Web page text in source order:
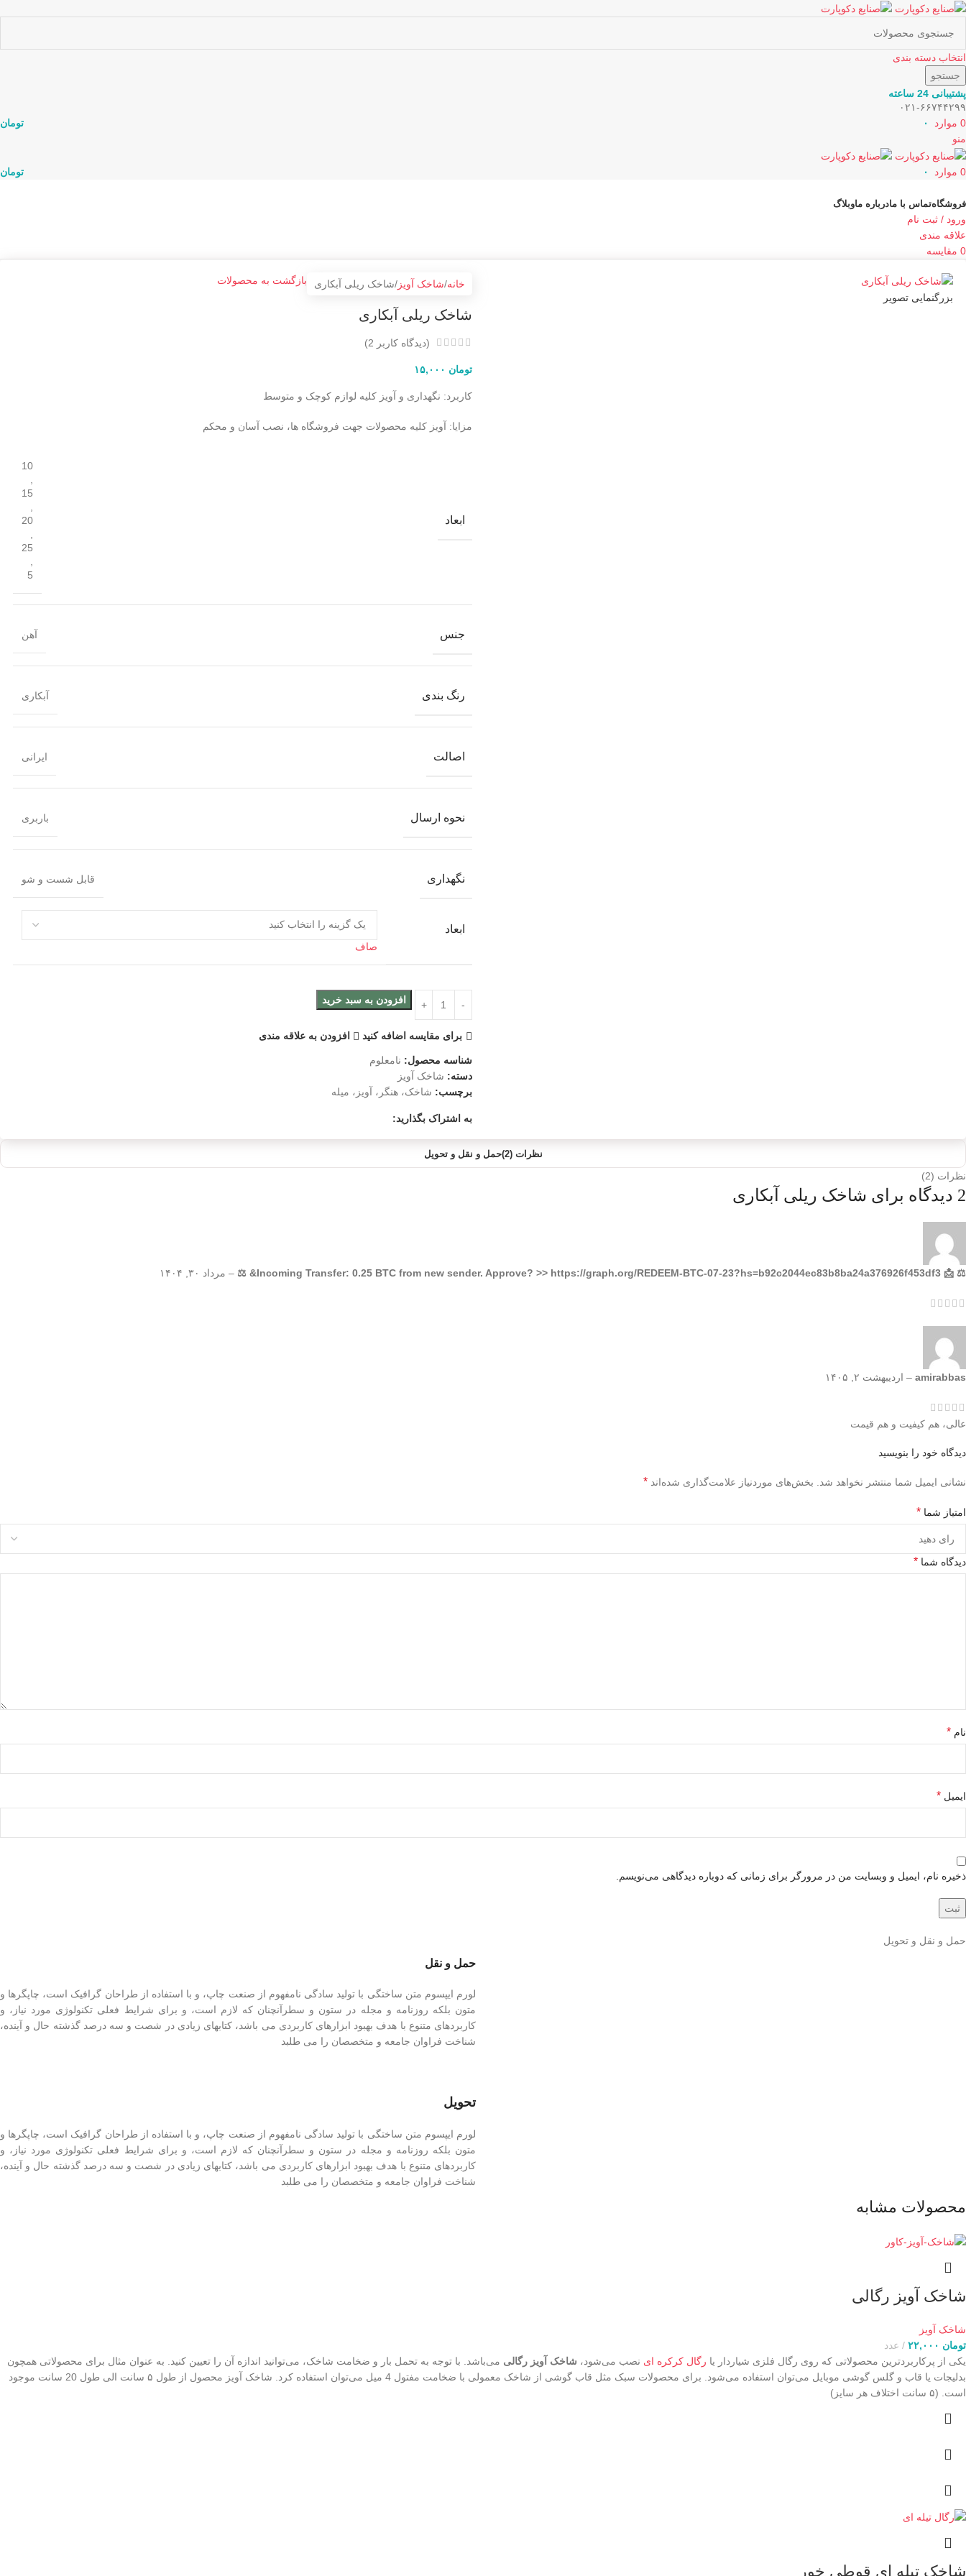
انتخاب دسته بندی
جستجو
پشتیبانی 24 ساعته
۰۲۱-۶۶۷۴۴۲۹۹
0 موارد تومان
منو
0 موارد تومان
فروشگاهتماس با مادرباره ماوبلاگ
ورود / ثبت نام
علاقه مندی
0 مقایسه
بزرگنمایی تصویر
خانه شاخک آویز شاخک ریلی آبکاری بازگشت به محصولات
شاخک ریلی آبکاری
(دیدگاه کاربر 2
)
تومان
کاربرد: نگهداری و آویز کلیه لوازم کوچک و متوسط
مزایا: آویز کلیه محصولات جهت فروشگاه ها، نصب آسان و محکم
ابعاد
10
15
20
25
5
جنس آهن
رنگ بندی آبکاری
اصالت ایرانی
نحوه ارسال باربری
نگهداری قابل شست و شو
ابعاد
صاف
افزودن به سبد خرید
برای مقایسه اضافه کنید افزودن به علاقه مندی
شناسه محصول: نامعلوم
دسته: شاخک آویز
برچسب: شاخک، هنگر، آویز، میله
به اشتراک بگذارید:
نظرات (2) حمل و نقل و تحویل
نظرات (2)
2 دیدگاه برای شاخک ریلی آبکاری
⚖ 📩 Incoming Transfer: 0.25 BTC from new sender. Approve? >> https://graph.org/REDEEM-BTC-07-23?hs=b92c2044ec83b8ba24a376926f453df3& ⚖
– مرداد ۳۰, ۱۴۰۴
amirabbas
– اردیبهشت ۲, ۱۴۰۵
عالی، هم کیفیت و هم قیمت
دیدگاه خود را بنویسید
نشانی ایمیل شما منتشر نخواهد شد. بخش‌های موردنیاز علامت‌گذاری شده‌اند *
امتیاز شما *
دیدگاه شما *
نام *
ایمیل *
ذخیره نام، ایمیل و وبسایت من در مرورگر برای زمانی که دوباره دیدگاهی می‌نویسم.
حمل و نقل و تحویل
حمل و نقل
لورم ایپسوم متن ساختگی با تولید سادگی نامفهوم از صنعت چاپ، و با استفاده از طراحان گرافیک است، چاپگرها و
متون بلکه روزنامه و مجله در ستون و سطرآنچنان که لازم است، و برای شرایط فعلی تکنولوژی مورد نیاز، و
کاربردهای متنوع با هدف بهبود ابزارهای کاربردی می باشد، کتابهای زیادی در شصت و سه درصد گذشته حال و آینده،
شناخت فراوان جامعه و متخصصان را می طلبد
تحویل
لورم ایپسوم متن ساختگی با تولید سادگی نامفهوم از صنعت چاپ، و با استفاده از طراحان گرافیک است، چاپگرها و
متون بلکه روزنامه و مجله در ستون و سطرآنچنان که لازم است، و برای شرایط فعلی تکنولوژی مورد نیاز، و
کاربردهای متنوع با هدف بهبود ابزارهای کاربردی می باشد، کتابهای زیادی در شصت و سه درصد گذشته حال و آینده،
شناخت فراوان جامعه و متخصصان را می طلبد
محصولات مشابه
شاخک آویز رگالی
شاخک آویز
تومان
عدد
یکی از پرکاربردترین محصولاتی که روی رگال فلزی شیاردار یا رگال کرکره ای نصب می‌شود، شاخک آویز رگالی می‌باشد. با توجه به تحمل بار و ضخامت شاخک، می‌توانید اندازه آن را تعیین کنید. به عنوان مثال برای محصولاتی همچون
بدلیجات یا قاب و گلس گوشی موبایل می‌توان استفاده می‌شود. برای محصولات سبک مثل قاب گوشی از شاخک معمولی با ضخامت مفتول 4 میل می‌توان استفاده کرد. شاخک آویز محصول از طول ۵ سانت الی طول 20 سانت موجود
است. (۵ سانت اختلاف هر سایز)
شاخک تیله ای قوطی خور